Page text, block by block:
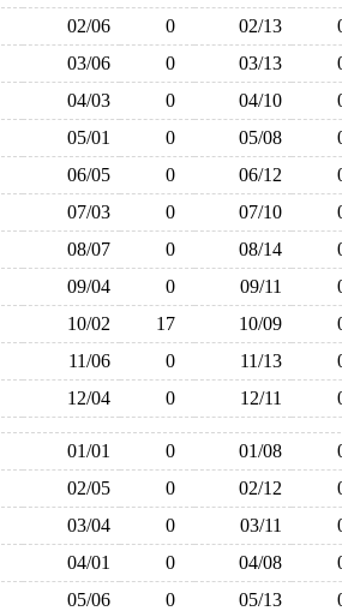
02/06 0 02/13
03/06 0 03/13
04/03 0 04/10
05/01 0 05/08
06/05 0 06/12
07/03 0 07/10
08/07 0 08/14
09/04 0 09/11
10/02 17 10/09
11/06 0 11/13
12/04 0 12/11
01/01 0 01/08
02/05 0 02/12
03/04 0 03/11
04/01 0 04/08
05/06 0 05/13